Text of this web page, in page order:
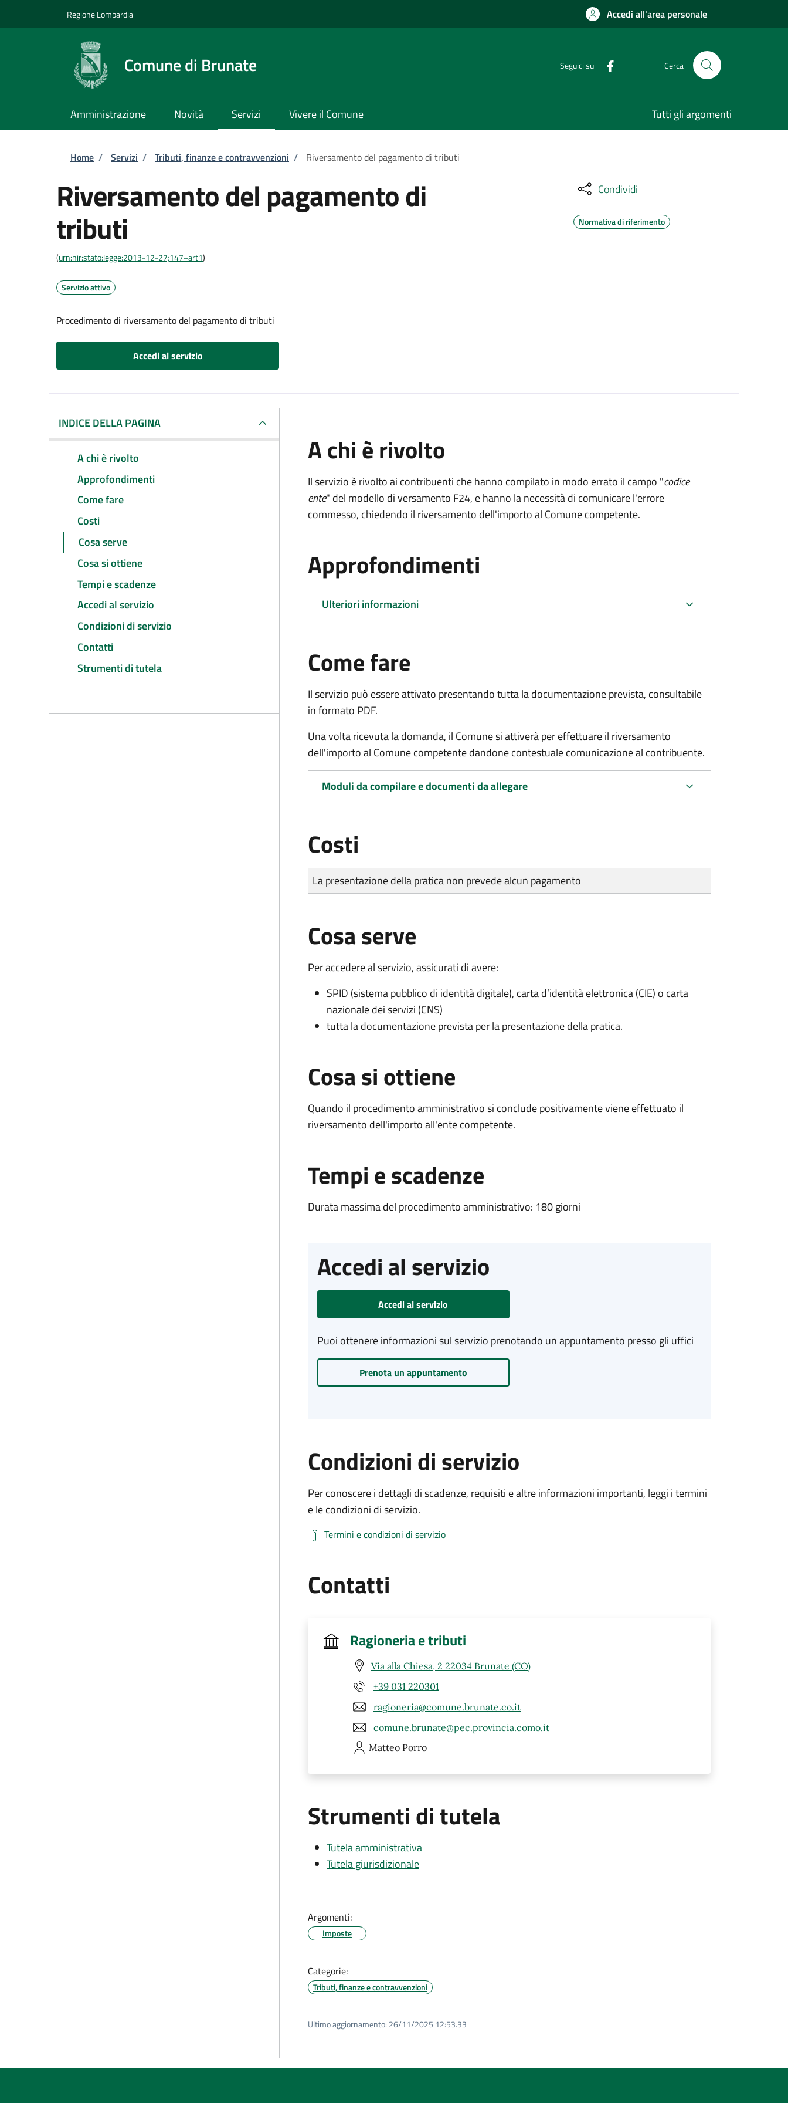
Regione Lombardia Accedi all'area personale
Comune di Brunate Seguici su Cerca
Amministrazione Novità Servizi Vivere il Comune Tutti gli argomenti
Briciole di pane
Home / Servizi / Tributi, finanze e contravvenzioni / Riversamento del pagamento di tributi
Riversamento del pagamento di
tributi
(urn:nir:stato:legge:2013-12-27;147~art1)
Servizio attivo
Procedimento di riversamento del pagamento di tributi
Accedi al servizio
Condividi
Normativa di riferimento
INDICE DELLA PAGINA
A chi è rivolto
Approfondimenti
Come fare
Costi
Cosa serve
Cosa si ottiene
Tempi e scadenze
Accedi al servizio
Condizioni di servizio
Contatti
Strumenti di tutela
A chi è rivolto
Il servizio è rivolto ai contribuenti che hanno compilato in modo errato il campo "codice
ente" del modello di versamento F24, e hanno la necessità di comunicare l'errore
commesso, chiedendo il riversamento dell'importo al Comune competente.
Approfondimenti
Ulteriori informazioni
Come fare
Il servizio può essere attivato presentando tutta la documentazione prevista, consultabile
in formato PDF.
Una volta ricevuta la domanda, il Comune si attiverà per effettuare il riversamento
dell'importo al Comune competente dandone contestuale comunicazione al contribuente.
Moduli da compilare e documenti da allegare
Costi
Tipo di pagamento
Importo
La presentazione della pratica non prevede alcun pagamento
Cosa serve
Per accedere al servizio, assicurati di avere:
SPID (sistema pubblico di identità digitale), carta d’identità elettronica (CIE) o carta
nazionale dei servizi (CNS)
tutta la documentazione prevista per la presentazione della pratica.
Cosa si ottiene
Quando il procedimento amministrativo si conclude positivamente viene effettuato il
riversamento dell'importo all'ente competente.
Tempi e scadenze
Durata massima del procedimento amministrativo: 180 giorni
Accedi al servizio
Accedi al servizio
Puoi ottenere informazioni sul servizio prenotando un appuntamento presso gli uffici
Prenota un appuntamento
Condizioni di servizio
Per conoscere i dettagli di scadenze, requisiti e altre informazioni importanti, leggi i termini
e le condizioni di servizio.
Termini e condizioni di servizio
Contatti
Ragioneria e tributi
Via alla Chiesa, 2 22034 Brunate (CO)
+39 031 220301
ragioneria@comune.brunate.co.it
comune.brunate@pec.provincia.como.it
Matteo Porro
Strumenti di tutela
Tutela amministrativa
Tutela giurisdizionale
Argomenti:
Imposte
Categorie:
Tributi, finanze e contravvenzioni
Ultimo aggiornamento: 26/11/2025 12:53.33